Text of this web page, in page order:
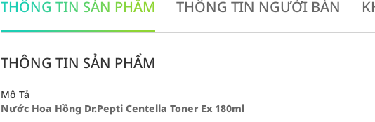
THÔNG TIN SẢN PHẨM THÔNG TIN NGƯỜI BÁN
THÔNG TIN SẢN PHẨM
Mô Tả
Nước Hoa Hồng Dr.Pepti Centella Toner Ex 180ml